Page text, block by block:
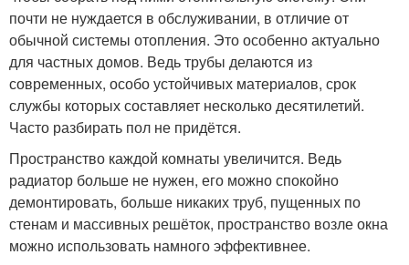
почти не нуждается в обслуживании, в отличие от
обычной системы отопления. Это особенно актуально
для частных домов. Ведь трубы делаются из
современных, особо устойчивых материалов, срок
службы которых составляет несколько десятилетий.
Часто разбирать пол не придётся.
Пространство каждой комнаты увеличится. Ведь
радиатор больше не нужен, его можно спокойно
демонтировать, больше никаких труб, пущенных по
стенам и массивных решёток, пространство возле окна
можно использовать намного эффективнее.